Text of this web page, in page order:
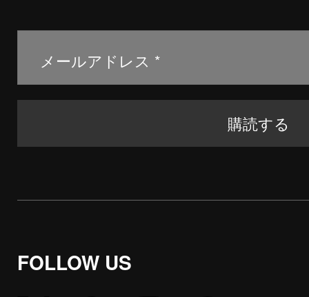
FOLLOW US